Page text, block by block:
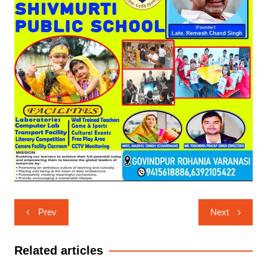
Post
navigation
Prev Next
Related articles